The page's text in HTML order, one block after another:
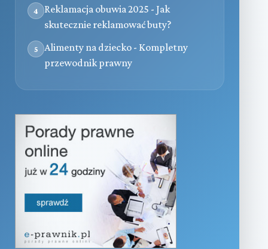
4
Reklamacja obuwia 2025 - Jak
skutecznie reklamować buty?
5
Alimenty na dziecko - Kompletny
przewodnik prawny